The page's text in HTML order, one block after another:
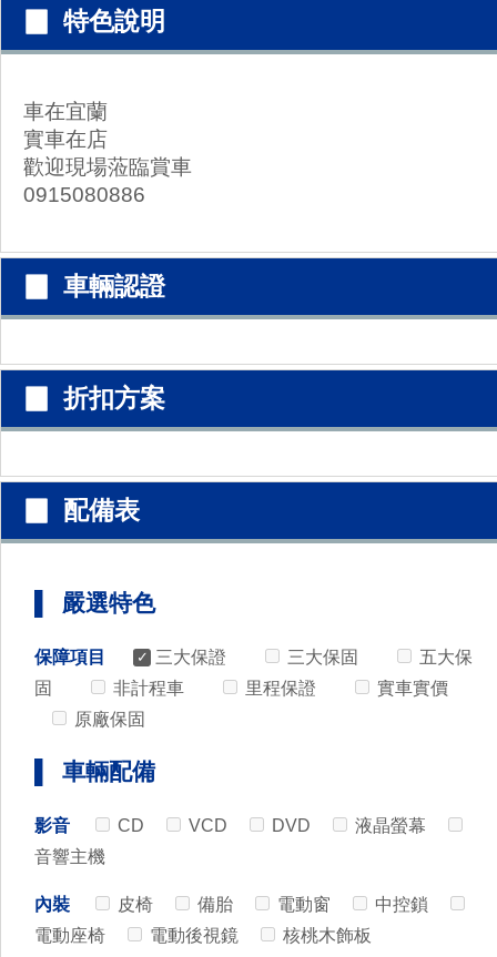
▉ 特色說明
車在宜蘭
實車在店
歡迎現場蒞臨賞車
​0915080886
▉ 車輛認證
▉ 折扣方案
▉ 配備表
▌ 嚴選特色
保障項目 三大保證 三大保固
五大保
固
非計程車 里程保證
實車實價
原廠保固
▌ 車輛配備
影音 CD VCD DVD
液晶螢幕
音響主機
內裝 皮椅 備胎 電動窗
中控鎖
電動座椅
電動後視鏡 核桃木飾板